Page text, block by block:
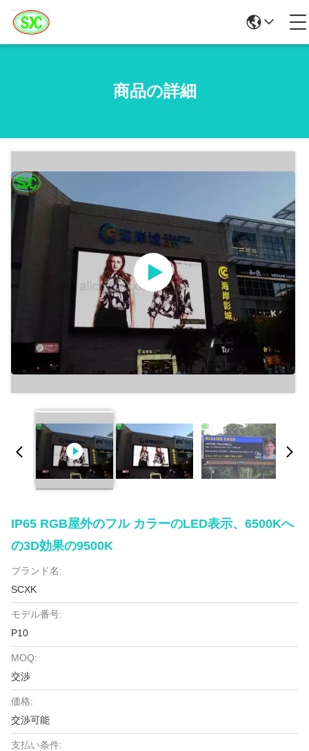
商品の詳細
IP65 RGB屋外のフル カラーのLED表示、6500Kへ
の3D効果の9500K
ブランド名:
SCXK
モデル番号:
P10
MOQ:
交渉
価格:
交渉可能
支払い条件: